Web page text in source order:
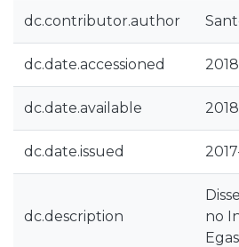
dc.contributor.author
dc.date.accessioned
dc.date.available
dc.date.issued
dc.description
no